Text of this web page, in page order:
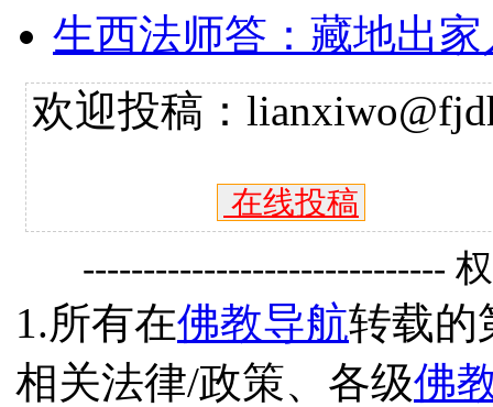
生西法师答：藏地出
欢迎投稿：
在线投稿
------------------------------
1.所有在佛教导航转载的
相关法律/政策、各级佛